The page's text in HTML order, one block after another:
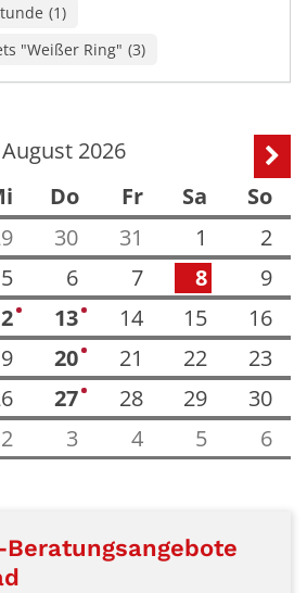
1
"Weißer Ring" 3
August 2026
Do Fr Sa
So
30 31 1
2
5 6 7 8
9
1 13 2 14 15
16
20 2 21 22
23
27 2 28 29
30
2 3 4 5 6